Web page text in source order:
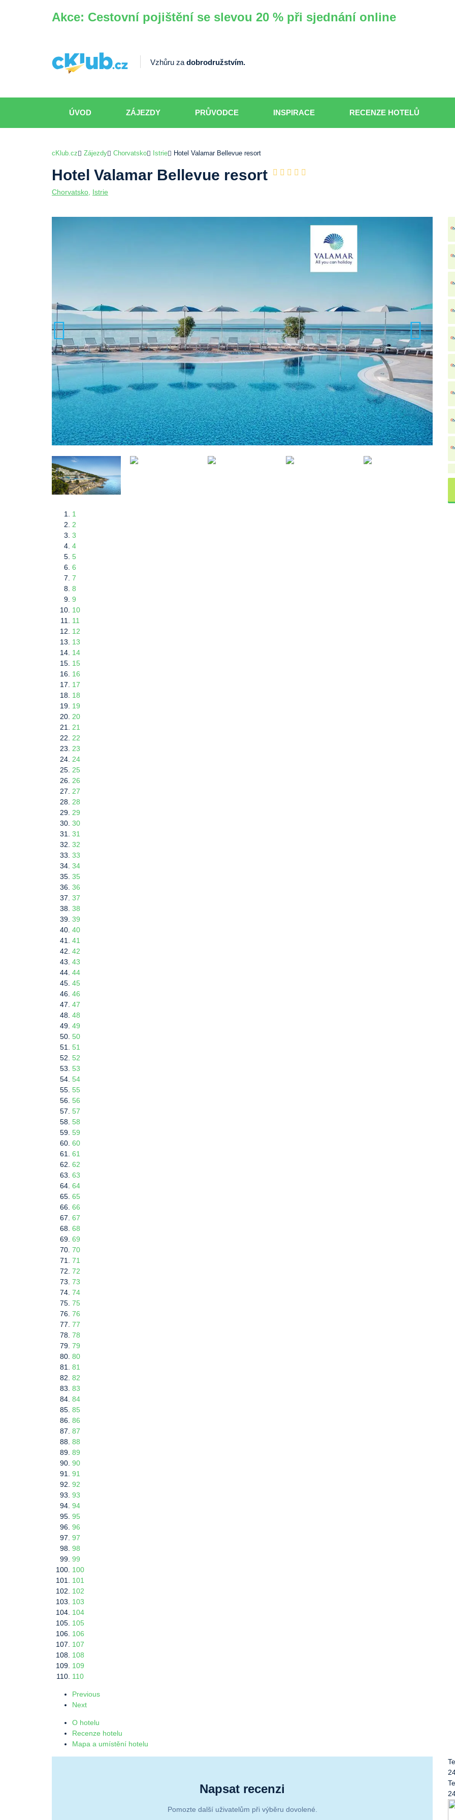
Akce: Cestovní pojištění se slevou 20 % při sjednání online
Vzhůru zadobrodružstvím.
ÚVOD ZÁJEZDY PRŮVODCE INSPIRACE RECENZE HOTELŮ
cKlub.cz Zájezdy Chorvatsko Istrie Hotel Valamar Bellevue resort
Hotel Valamar Bellevue resort
Chorvatsko Istrie
1
2
3
4
5
6
7
8
9
10
11
12
13
14
15
16
17
18
19
20
21
22
23
24
25
26
27
28
29
30
31
32
33
34
35
36
37
38
39
40
41
42
43
44
45
46
47
48
49
50
51
52
53
54
55
56
57
58
59
60
61
62
63
64
65
66
67
68
69
70
71
72
73
74
75
76
77
78
79
80
81
82
83
84
85
86
87
88
89
90
91
92
93
94
95
96
97
98
99
100
101
102
103
104
105
106
107
108
109
110
Previous
Next
O hotelu
Recenze hotelu
Mapa a umístění hotelu
Napsat recenzi
Pomozte další uživatelům při výběru dovolené.